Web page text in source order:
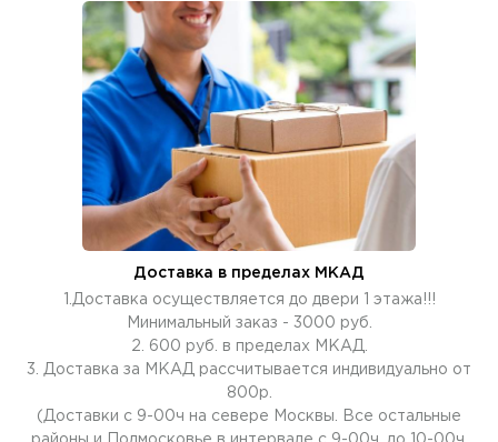
Доставка в пределах МКАД
1.Доставка осуществляется до двери 1 этажа!!!
Минимальный заказ - 3000 руб.
2. 600 руб. в пределах МКАД.
3. Доставка за МКАД рассчитывается индивидуально от
800р.
(Доставки с 9-00ч на севере Москвы. Все остальные